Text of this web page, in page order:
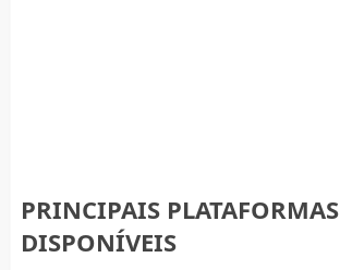
PRINCIPAIS PLATAFORMAS
DISPONÍVEIS